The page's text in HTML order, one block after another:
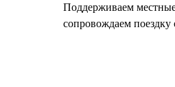
Поддерживаем
сопровождаем